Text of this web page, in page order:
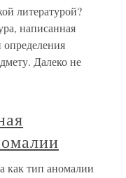
литературой?
написанная
Далеко не
как тип аномалии